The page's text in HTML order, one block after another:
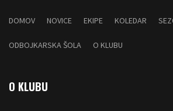
DOMOV NOVICE EKIPE KOLEDAR
ODBOJKARSKA ŠOLA O KLUBU
O KLUBU